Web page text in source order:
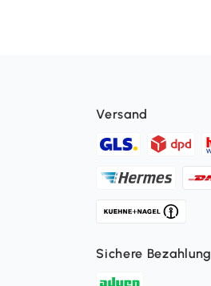
Versand
Sichere Bezahlung